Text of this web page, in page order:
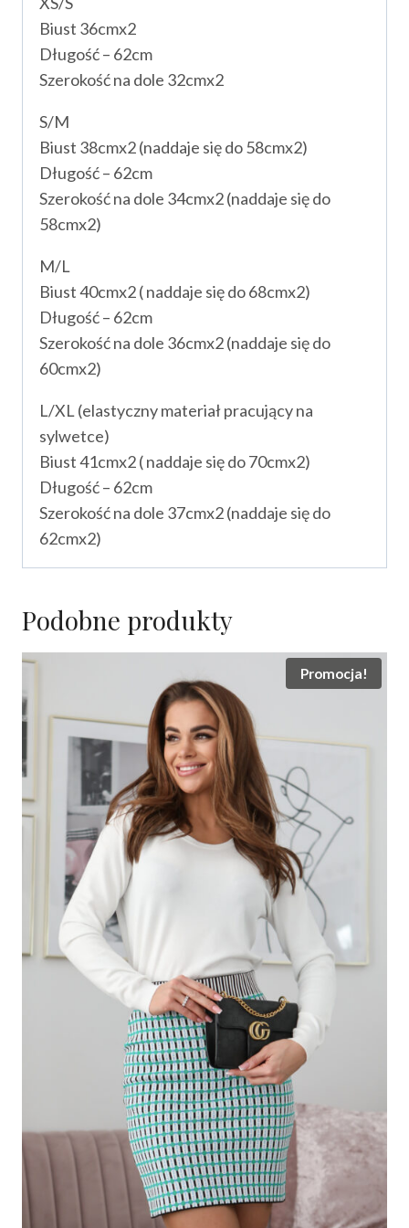
Biust 36cmx2
Długość – 62cm
Szerokość na dole 32cmx2
S/M
Biust 38cmx2 (naddaje się do 58cmx2)
Długość – 62cm
Szerokość na dole 34cmx2 (naddaje się do
58cmx2)
M/L
Biust 40cmx2 ( naddaje się do 68cmx2)
Długość – 62cm
Szerokość na dole 36cmx2 (naddaje się do
60cmx2)
L/XL (elastyczny materiał pracujący na
sylwetce)
Biust 41cmx2 ( naddaje się do 70cmx2)
Długość – 62cm
Szerokość na dole 37cmx2 (naddaje się do
62cmx2)
Podobne produkty
Promocja!